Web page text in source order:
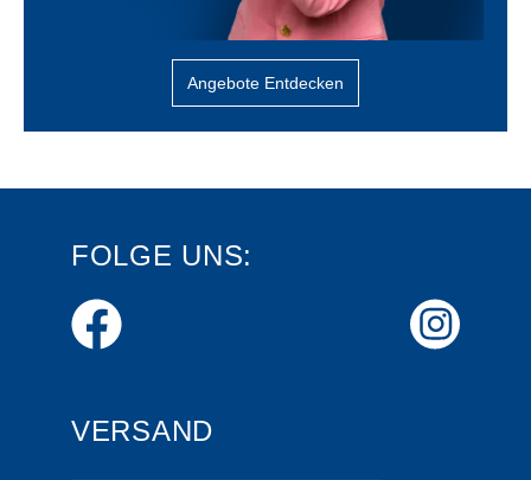
Angebote Entdecken
FOLGE UNS:
VERSAND